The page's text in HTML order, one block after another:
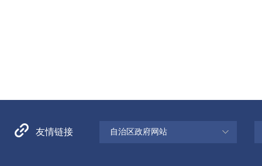
友情链接 自治区政府网站